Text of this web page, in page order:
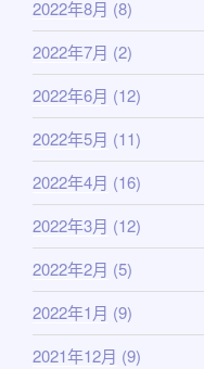
2022年8月 (8)
2022年7月 (2)
2022年6月 (12)
2022年5月 (11)
2022年4月 (16)
2022年3月 (12)
2022年2月 (5)
2022年1月 (9)
2021年12月 (9)